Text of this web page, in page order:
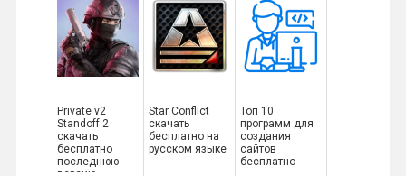
Private v2
Standoff 2
скачать
бесплатно
последнюю
Star Conflict
скачать
бесплатно на
русском языке
Топ 10
программ для
создания
сайтов
бесплатно